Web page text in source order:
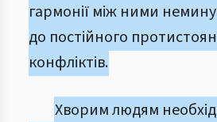
гармонії між ними
до постійного
конфліктів.
Хворим людям